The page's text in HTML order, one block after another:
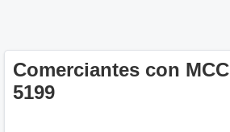
Comerciantes con MCC
5199